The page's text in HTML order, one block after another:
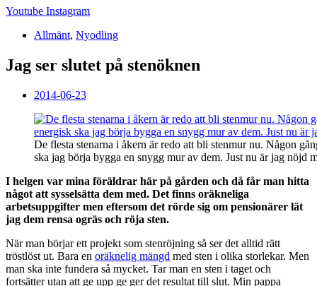
Youtube Instagram
Allmänt, Nyodling
Jag ser slutet på stenöknen
2014-06-23
De flesta stenarna i åkern är redo att bli stenmur nu. Någon
ska jag börja bygga en snygg mur av dem. Just nu är jag nöjd
I helgen var mina föräldrar här på gården och då får man hitta
något att sysselsätta dem med. Det finns oräkneliga
arbetsuppgifter men eftersom det rörde sig om pensionärer lät
jag dem rensa ogräs och röja sten.
När man börjar ett projekt som stenröjning så ser det alltid rätt
tröstlöst ut. Bara en oräknelig mängd med sten i olika storlekar. Men
man ska inte fundera så mycket. Tar man en sten i taget och
fortsätter utan att ge upp ge ger det resultat till slut. Min pappa